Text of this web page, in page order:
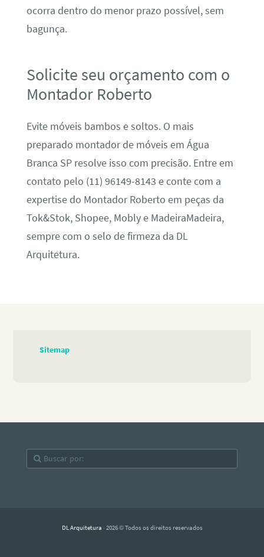
ocorra dentro do menor prazo possível, sem
bagunça.
Solicite seu orçamento com o
Montador Roberto
Evite móveis bambos e soltos. O mais
preparado montador de móveis em Água
Branca SP resolve isso com precisão. Entre em
contato pelo (11) 96149-8143 e conte com a
expertise do Montador Roberto em peças da
Tok&Stok, Shopee, Mobly e MadeiraMadeira,
sempre com o selo de firmeza da DL
Arquitetura.
Sitemap
DL Arquitetura · 2026 © Todos os direitos reservados